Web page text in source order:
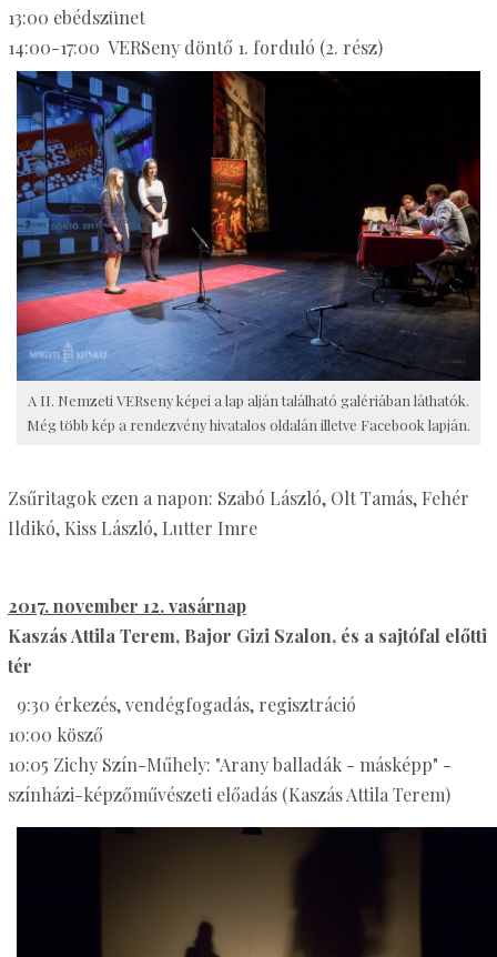
13:00 ebédszünet
14:00-17:00 VERSeny döntő 1. forduló (2. rész)
A II. Nemzeti VERseny képei a lap alján található galériában láthatók.
Még több kép a rendezvény hivatalos oldalán illetve Facebook lapján.
Zsűritagok ezen a napon: Szabó László, Olt Tamás, Fehér
Ildikó, Kiss László, Lutter Imre
2017. november 12. vasárnap
Kaszás Attila Terem, Bajor Gizi Szalon, és a sajtófal előtti
tér
9:30 érkezés, vendégfogadás, regisztráció
10:00 kösző
10:05 Zichy Szín-Műhely: "Arany balladák - másképp" -
színházi-képzőművészeti előadás (Kaszás Attila Terem)